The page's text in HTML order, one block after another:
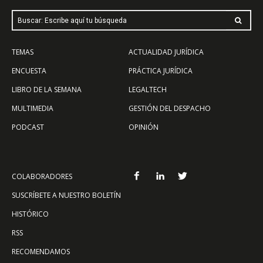
Buscar: Escribe aquí tu búsqueda
TEMAS
ENCUESTA
LIBRO DE LA SEMANA
MULTIMEDIA
PODCAST
ACTUALIDAD JURÍDICA
PRÁCTICA JURÍDICA
LEGALTECH
GESTIÓN DEL DESPACHO
OPINIÓN
COLABORADORES
SUSCRÍBETE A NUESTRO BOLETÍN
HISTÓRICO
RSS
RECOMENDAMOS